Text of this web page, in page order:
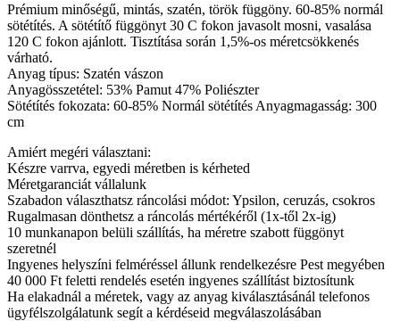
Prémium minőségű, mintás, szatén, török függöny. 60-85% normál
sötétítés. A sötétítő függönyt 30 C fokon javasolt mosni, vasalása
120 C fokon ajánlott. Tisztítása során 1,5%-os méretcsökkenés
várható.
Anyag típus: Szatén vászon
Anyagösszetétel: 53% Pamut 47% Poliészter
Sötétítés fokozata: 60-85% Normál sötétítés Anyagmagasság: 300
cm
Amiért megéri választani:
Készre varrva, egyedi méretben is kérheted
Méretgaranciát vállalunk
Szabadon választhatsz ráncolási módot: Ypsilon, ceruzás, csokros
Rugalmasan dönthetsz a ráncolás mértékéről (1x-től 2x-ig)
10 munkanapon belüli szállítás, ha méretre szabott függönyt
szeretnél
Ingyenes helyszíni felméréssel állunk rendelkezésre Pest megyében
40 000 Ft feletti rendelés esetén ingyenes szállítást biztosítunk
Ha elakadnál a méretek, vagy az anyag kiválasztásánál telefonos
ügyfélszolgálatunk segít a kérdéseid megválaszolásában